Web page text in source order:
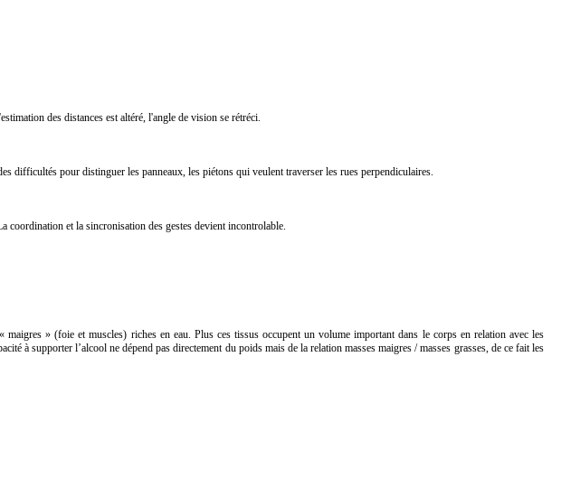
des distances est altéré, l'angle de vision se rétréci.
difficultés pour distinguer les panneaux, les piétons qui veulent traverser les rues perpendiculaires.
coordination et la sincronisation des gestes devient incontrolable.
maigres » (foie et muscles) riches en eau. Plus ces tissus occupent un volume important dans le corps en relation avec les
à supporter l’alcool ne dépend pas directement du poids mais de la relation masses maigres / masses grasses, de ce fait les